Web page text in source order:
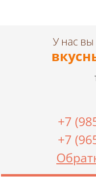
У нас вы
+7
+7